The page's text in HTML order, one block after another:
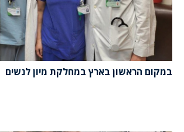
במקום הראשון בארץ במחלקת מיון לנשים